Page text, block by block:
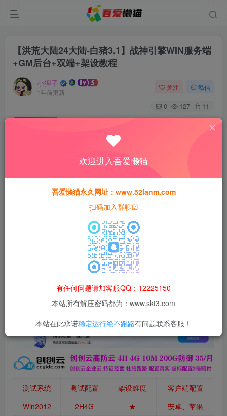
【洪荒大陆24大陆-白猪3.1】战神引擎WIN服务端
+GM后台+双端+架设教程
小狸子
1年前更新
关注 私信
0 127 11
此内容为付费资源，请付费后查看
猫粮30 限时特惠
50
黄金会员猫粮15 钻石会员 免费
本站所有资源均为网络收集整理而来，仅供学习研究使用，请在下
载后24h内删除，谢谢合作！
默认解压密码：www.52lanm.com
本站资源仅用于学习交流，禁止商业运营与违法、侵权
等非法行为；资源下载后请于 24 小时内删除，违规后
测试系统 测试配置 架设难度
客户端配置
Win2012
2H4G ★ 安卓、苹果
欢迎进入吾爱懒猫
吾爱懒猫永久网址：www.52lanm.com
扫码加入群聊☑
有任何问题请加客服QQ：12225150
本站所有解压密码都为：www.skt3.com
本站在此承诺稳定运行绝不跑路有问题联系客服！